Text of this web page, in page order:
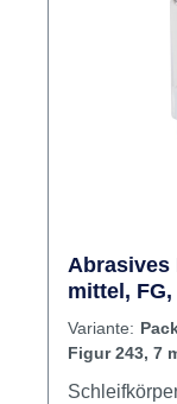
Abrasives
mittel, FG,
Variante:
Figur 243, 7